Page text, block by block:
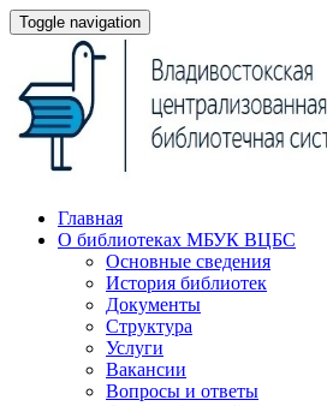
Toggle navigation
Главная
О библиотеках МБУК ВЦБС
Основные сведения
История библиотек
Документы
Структура
Услуги
Вакансии
Вопросы и ответы